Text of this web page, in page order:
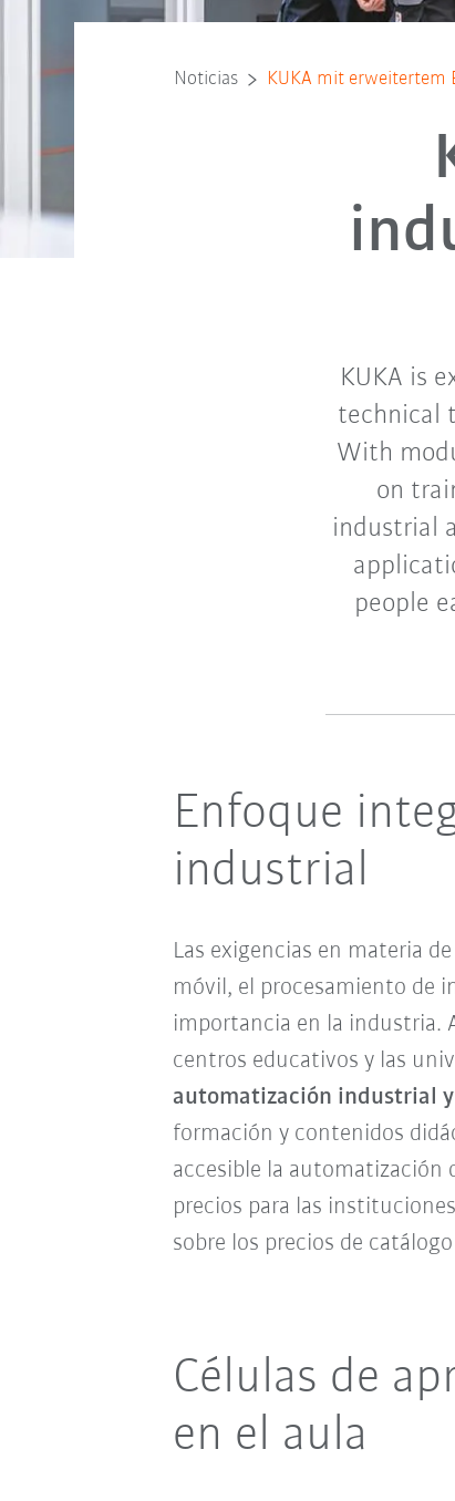
Noticias KUKA mit erweitertem
KUKA is
technical
With
on
industrial
people
Enfoque
industrial
Las exigencias en materia
móvil, el procesamiento de
importancia en la industria.
centros educativos y las
automatización industrial
formación y contenidos
accesible la automatización
precios para las
sobre los precios de
Células de
en el aula